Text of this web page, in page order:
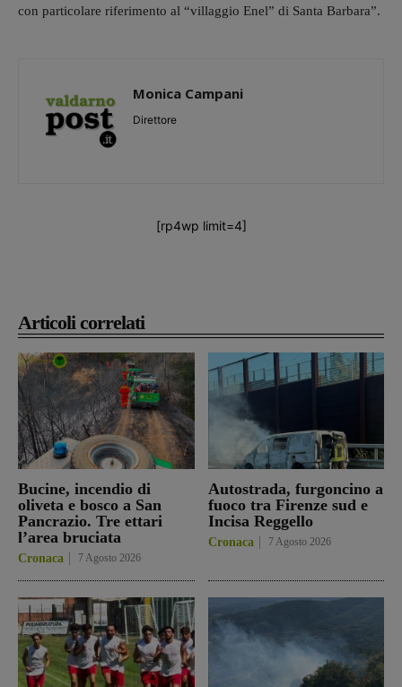
Articoli correlati
Bucine, incendio di
oliveta e bosco a San
Pancrazio. Tre ettari
l’area bruciata
Cronaca 7 Agosto 2026
Autostrada, furgoncino a
fuoco tra Firenze sud e
Incisa Reggello
Cronaca 7 Agosto 2026
con particolare riferimento al “villaggio Enel” di Santa Barbara”.
Monica Campani
Direttore
[rp4wp limit=4]